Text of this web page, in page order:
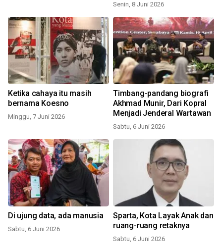
Senin, 8 Juni 2026
Ketika cahaya itu masih
bernama Koesno
Minggu, 7 Juni 2026
Timbang-pandang biografi
Akhmad Munir, Dari Kopral
Menjadi Jenderal Wartawan
Sabtu, 6 Juni 2026
Di ujung data, ada manusia
Sabtu, 6 Juni 2026
Sparta, Kota Layak Anak dan
ruang-ruang retaknya
Sabtu, 6 Juni 2026